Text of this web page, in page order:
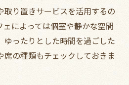
選ぶカフェ巡りのポイント
る隠れ家カフェの魅力
れ家カフェでスイーツ時間
取り置きサービスを活用するの
によっては個室や静かな空間
ゆったりとした時間を過ごした
席の種類もチェックしておきま